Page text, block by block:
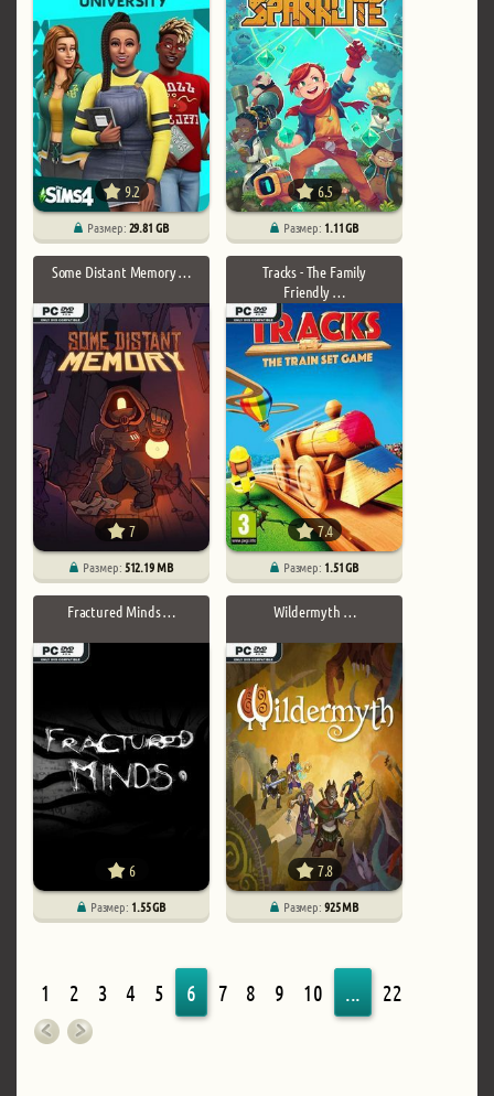
9.2
Размер:29.81 GB
6.5
Размер: 1.11 GB
Some Distant Memory …
7
Размер:512.19 MB
Tracks - The Family
Friendly …
7.4
Размер: 1.51 GB
Fractured Minds …
6
Размер: 1.55 GB
Wildermyth …
7.8
Размер:925 MB
1 2 3 4 5 6 7 8 9 10 ... 22